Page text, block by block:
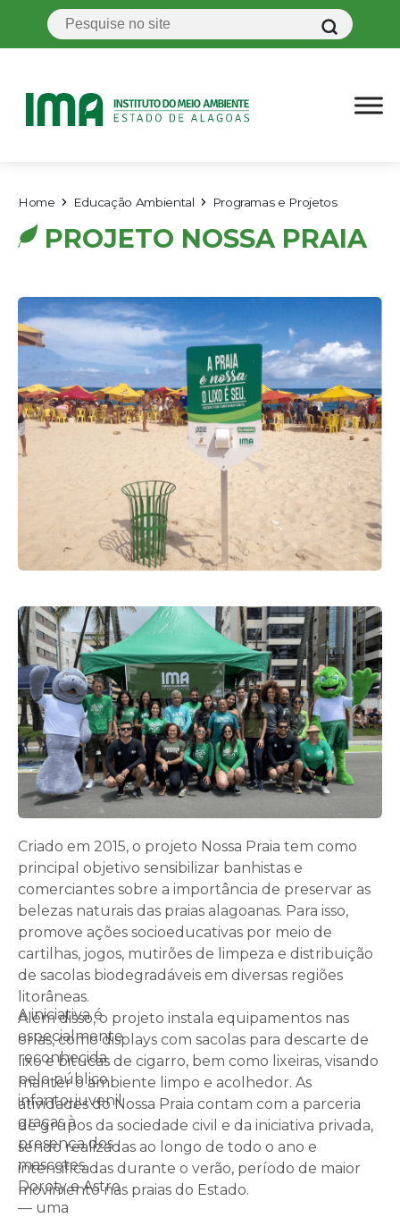
Home Educação Ambiental Programas e Projetos
PROJETO NOSSA PRAIA
Criado em 2015, o projeto Nossa Praia tem como
principal objetivo sensibilizar banhistas e
comerciantes sobre a importância de preservar as
belezas naturais das praias alagoanas. Para isso,
promove ações socioeducativas por meio de
cartilhas, jogos, mutirões de limpeza e distribuição
de sacolas biodegradáveis em diversas regiões
litorâneas.
Além disso, o projeto instala equipamentos nas
orlas, como displays com sacolas para descarte de
lixo e bitucas de cigarro, bem como lixeiras, visando
manter o ambiente limpo e acolhedor. As
atividades do Nossa Praia contam com a parceria
de grupos da sociedade civil e da iniciativa privada,
sendo realizadas ao longo de todo o ano e
intensificadas durante o verão, período de maior
movimento nas praias do Estado.
A iniciativa é
especialmente
reconhecida
pelo público
infanto-juvenil
graças à
presença dos
mascotes
Doroty e Astro
— uma